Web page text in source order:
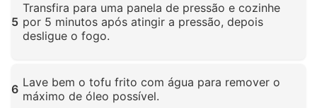
5
Transfira para uma panela de pressão e cozinhe
por 5 minutos após atingir a pressão, depois
desligue o fogo.
6 Lave bem o tofu frito com água para remover o
máximo de óleo possível.